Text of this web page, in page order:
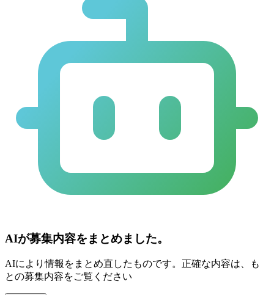
AIが募集内容をまとめました。
AIにより情報をまとめ直したものです。正確な内容は、も
との募集内容をご覧ください